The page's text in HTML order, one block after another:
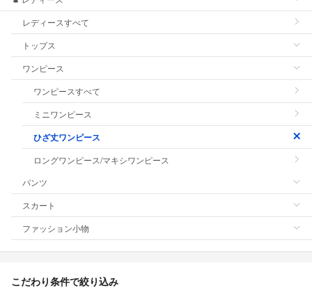
レディースすべて
トップス
ワンピース
ワンピースすべて
ミニワンピース
ひざ丈ワンピース
ロングワンピース/マキシワンピース
パンツ
スカート
ファッション小物
こだわり条件で絞り込み